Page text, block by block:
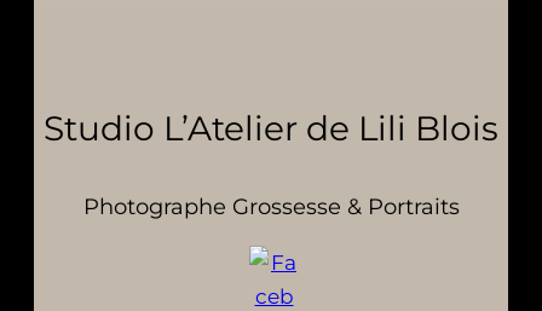
Studio L’Atelier de Lili Blois
Photographe Grossesse & Portraits